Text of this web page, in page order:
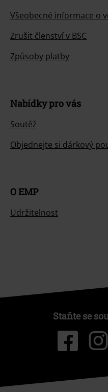
Všeobecné informace o
Zrušit členství v BSC
Způsoby platby
Nabídky pro vás
Soutěž
Objednejte si dárkový
O EMP
Udržitelnost
Staňte se